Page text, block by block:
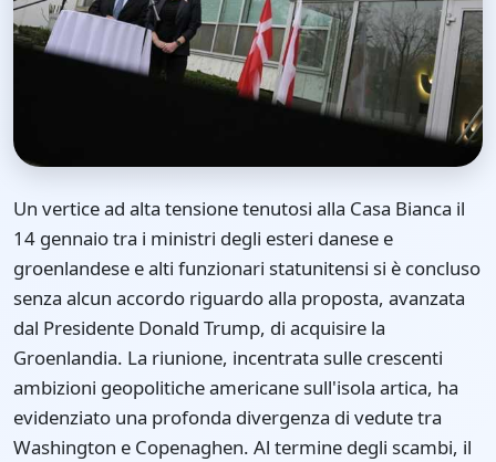
Un vertice ad alta tensione tenutosi alla Casa Bianca il
14 gennaio tra i ministri degli esteri danese e
groenlandese e alti funzionari statunitensi si è concluso
senza alcun accordo riguardo alla proposta, avanzata
dal Presidente Donald Trump, di acquisire la
Groenlandia. La riunione, incentrata sulle crescenti
ambizioni geopolitiche americane sull'isola artica, ha
evidenziato una profonda divergenza di vedute tra
Washington e Copenaghen. Al termine degli scambi, il